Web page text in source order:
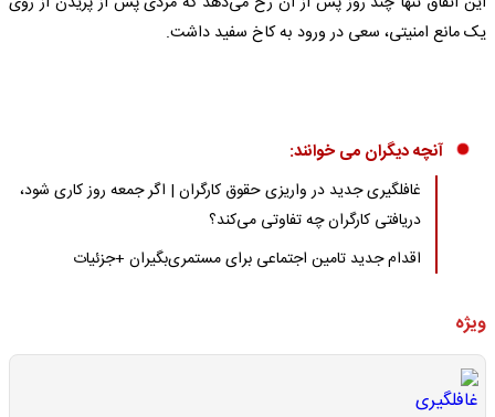
یک مانع امنیتی، سعی در ورود به کاخ سفید داشت.
آنچه دیگران می خوانند:
غافلگیری جدید در واریزی حقوق کارگران | اگر جمعه روز کاری شود،
دریافتی کارگران چه تفاوتی می‌کند؟
اقدام جدید تامین اجتماعی برای مستمری‌بگیران +جزئیات
ویژه